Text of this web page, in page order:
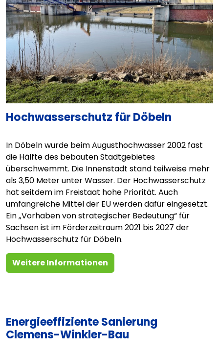
Hochwasserschutz für Döbeln
In Döbeln wurde beim Augusthochwasser 2002 fast
die Hälfte des bebauten Stadtgebietes
überschwemmt. Die Innenstadt stand teilweise mehr
als 3,50 Meter unter Wasser. Der Hochwasserschutz
hat seitdem im Freistaat hohe Priorität. Auch
umfangreiche Mittel der EU werden dafür eingesetzt.
Ein „Vorhaben von strategischer Bedeutung“ für
Sachsen ist im Förderzeitraum 2021 bis 2027 der
Hochwasserschutz für Döbeln.
Weitere Informationen
Energieeffiziente Sanierung
Clemens-Winkler-Bau